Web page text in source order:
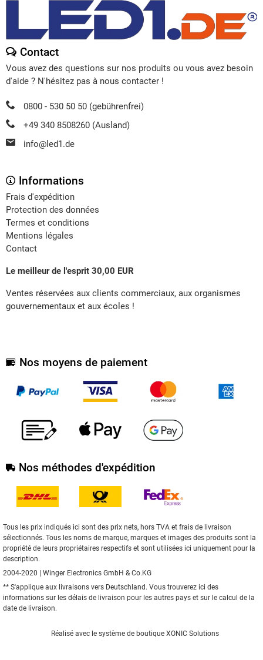
Contact
Vous avez des questions sur nos produits ou vous avez besoin
d'aide ? N'hésitez pas à nous contacter !
0800 - 530 50 50 (gebührenfrei)
+49 340 8508260 (Ausland)
info@led1.de
Informations
Frais d'expédition
Protection des données
Termes et conditions
Mentions légales
Contact
Le meilleur de l'esprit 30,00 EUR
Ventes réservées aux clients commerciaux, aux organismes
gouvernementaux et aux écoles !
Nos moyens de paiement
Nos méthodes d'expédition
Tous les prix indiqués ici sont des prix nets, hors TVA et frais de livraison
sélectionnés. Tous les noms de marque, marques et images des produits sont la
propriété de leurs propriétaires respectifs et sont utilisées ici uniquement pour la
description.
2004-2020 | Winger Electronics GmbH & Co.KG
** S'applique aux livraisons vers Deutschland. Vous trouverez ici des
informations sur les délais de livraison pour les autres pays et sur le calcul de la
date de livraison.
Réalisé avec le système de boutique XONIC Solutions